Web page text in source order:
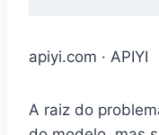
apiyi.com · APIYI
A raiz do